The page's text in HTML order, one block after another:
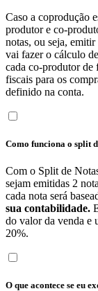
Caso a coprodução
produtor e co-
notas, ou seja,
vai fazer o cálculo
cada co-produtor de
fiscais para os
definido na conta.
Como funciona o split
Com o Split de
sejam emitidas 2
cada nota será
sua contabilidade.
do valor da venda e
20%.
O que acontece se eu